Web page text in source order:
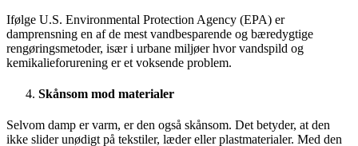
Ifølge U.S. Environmental Protection Agency (EPA) er
damprensning en af de mest vandbesparende og bæredygtige
rengøringsmetoder, især i urbane miljøer hvor vandspild og
kemikalieforurening er et voksende problem.
Skånsom mod materialer
Selvom damp er varm, er den også skånsom. Det betyder, at den
ikke slider unødigt på tekstiler, læder eller plastmaterialer. Med den